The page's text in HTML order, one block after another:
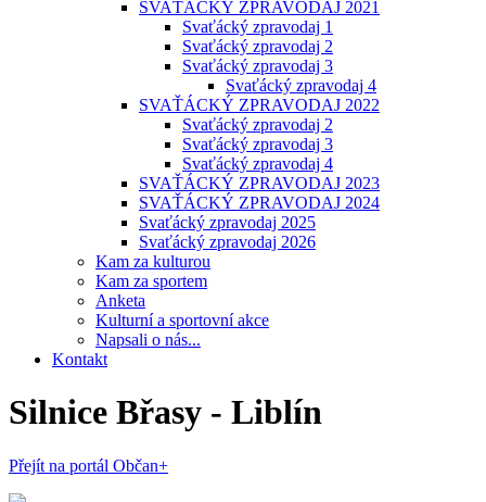
SVAŤÁCKÝ ZPRAVODAJ 2021
Svaťácký zpravodaj 1
Svaťácký zpravodaj 2
Svaťácký zpravodaj 3
Svaťácký zpravodaj 4
SVAŤÁCKÝ ZPRAVODAJ 2022
Svaťácký zpravodaj 2
Svaťácký zpravodaj 3
Svaťácký zpravodaj 4
SVAŤÁCKÝ ZPRAVODAJ 2023
SVAŤÁCKÝ ZPRAVODAJ 2024
Svaťácký zpravodaj 2025
Svaťácký zpravodaj 2026
Kam za kulturou
Kam za sportem
Anketa
Kulturní a sportovní akce
Napsali o nás...
Kontakt
Silnice Břasy - Liblín
Přejít na portál Občan+